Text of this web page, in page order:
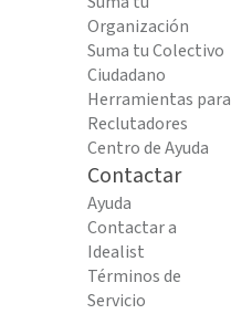
Organización
Suma tu Colectivo
Ciudadano
Herramientas para
Reclutadores
Centro de Ayuda
Contactar
Ayuda
Contactar a
Idealist
Términos de
Servicio